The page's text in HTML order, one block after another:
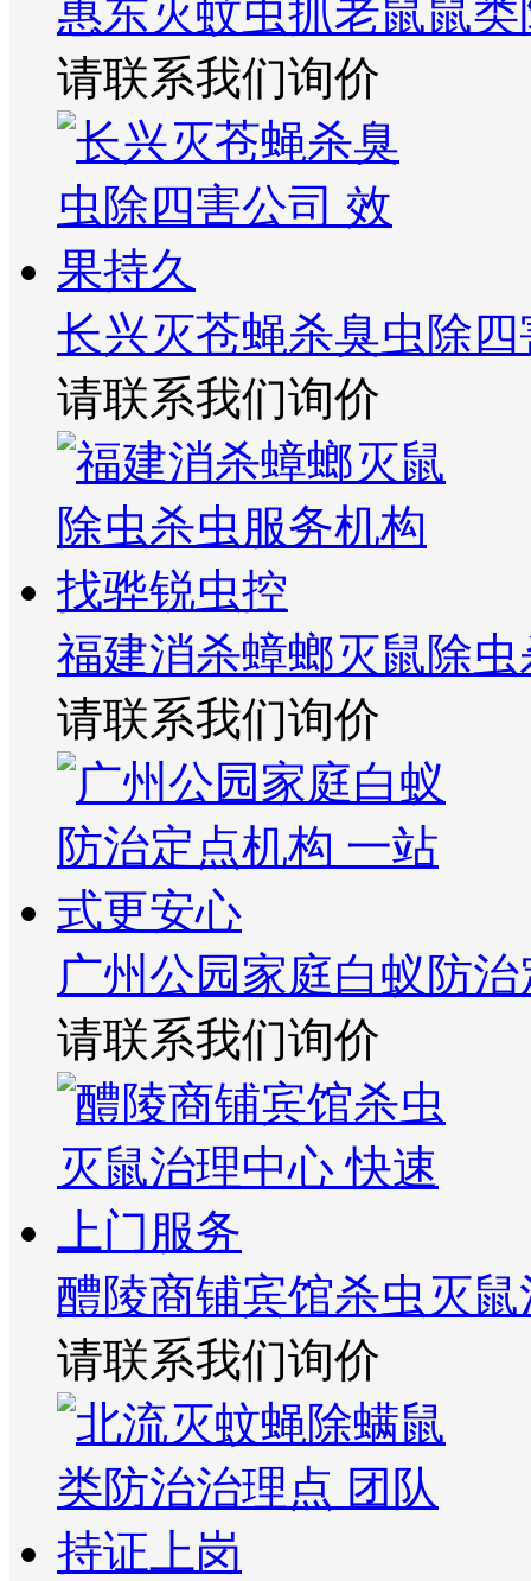
惠东灭蚊虫抓老鼠鼠
请联系我们询价
长兴灭苍蝇杀臭虫除
请联系我们询价
福建消杀蟑螂灭鼠除
请联系我们询价
广州公园家庭白蚁防
请联系我们询价
醴陵商铺宾馆杀虫灭
请联系我们询价